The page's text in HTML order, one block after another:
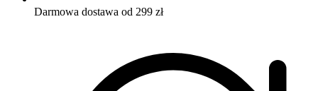
Darmowa dostawa od 299 zł